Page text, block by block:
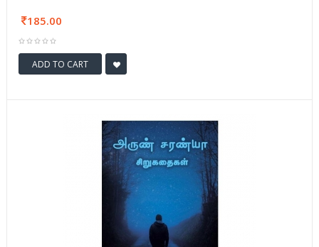
185.00
ADD TO CART